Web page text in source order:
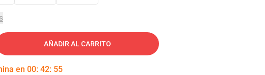
AÑADIR AL CARRITO
en 00: 42: 55